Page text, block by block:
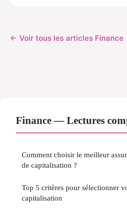
← Voir tous les articles Finance
Finance — Lectures
Comment choisir le meilleur
de capitalisation ?
Top 5 critères pour sélectionner
capitalisation